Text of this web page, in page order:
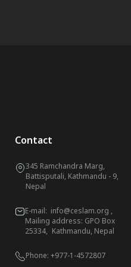
Contact
345 Ramchandra Marg,
Battisputali, Kathmandu - 9,
Nepal
E-mail: info@ceslam.org ,
Mailing address: GPO Box
25334, Kathmandu, Nepal
Phone: +977-1-4572807